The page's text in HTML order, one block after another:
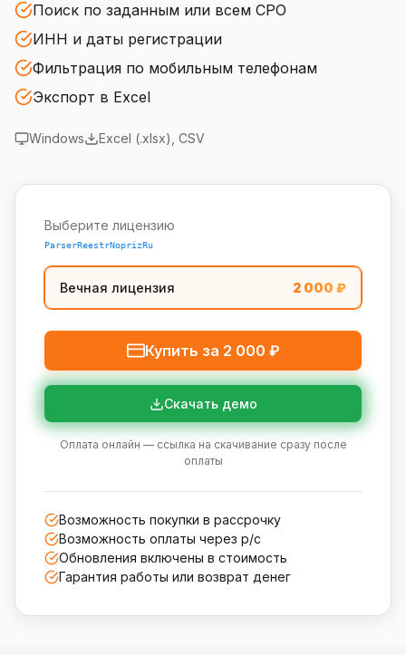
Поиск по заданным или всем СРО
ИНН и даты регистрации
Фильтрация по мобильным телефонам
Экспорт в Excel
Windows Excel (.xlsx), CSV
Выберите лицензию
ParserReestrNoprizRu
Вечная лицензия 2 000 ₽
Купить за 2 000 ₽
Скачать демо
Оплата онлайн — ссылка на скачивание сразу после
оплаты
Возможность покупки в рассрочку
Возможность оплаты через р/с
Обновления включены в стоимость
Гарантия работы или возврат денег